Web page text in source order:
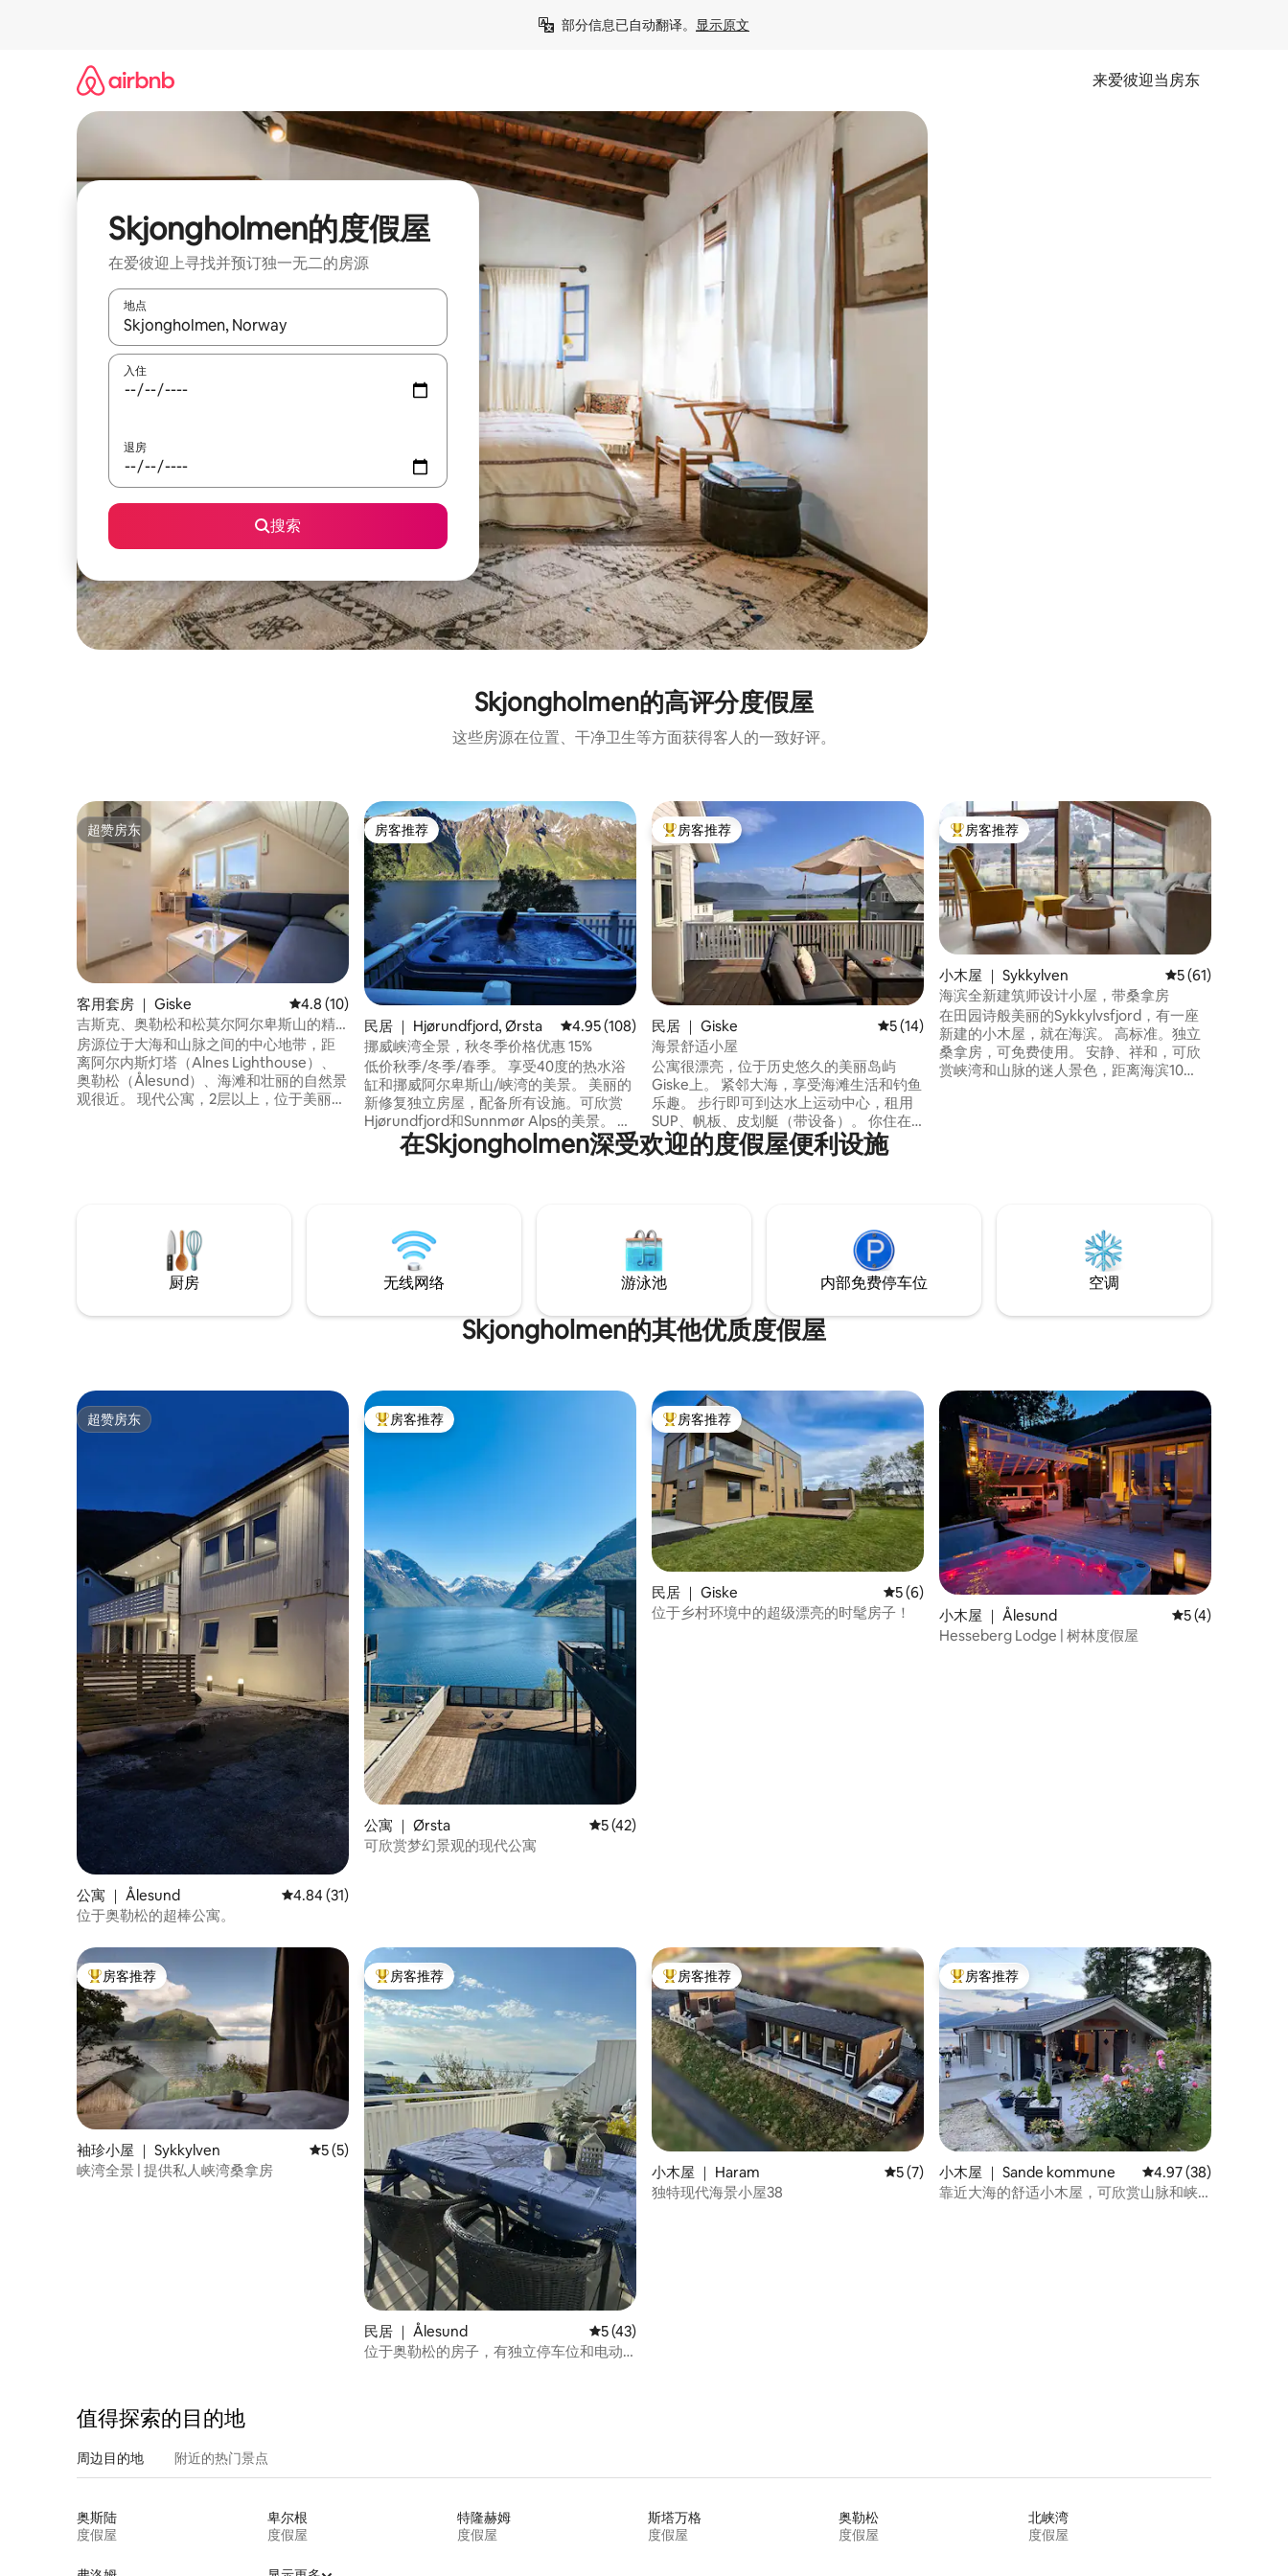
部分信息已自动翻译。 显示原文
来爱彼迎当房东
Skjongholmen的度假屋
在爱彼迎上寻找并预订独一无二的房源
地点
如有搜索结果，请使用上下方向键查看，或通过点击或滑动手势浏览。
入住
退房
搜索
Skjongholmen的高评分度假屋
这些房源在位置、干净卫生等方面获得客人的一致好评。
超赞房东
超赞房东
客用套房 ｜ Giske 平均评分 4.8 分（满分 5 分），共 10 条评价
4.8 (10)
吉斯克、奥勒松和松莫尔阿尔卑斯山的精
华
房源位于大海和山脉之间的中心地带，距
离阿尔内斯灯塔（Alnes Lighthouse）、
奥勒松（Ålesund）、海滩和壮丽的自然景
观很近。 现代公寓，2层以上，位于美丽的
湾、大海和Sunnmør海岸的舒适起点。
房客推荐
房客推荐
民居 ｜ Hjørundfjord, Ørsta 平均评分 4.95 分（满分 5 分），共 108 条评价
4.95 (108)
挪威峡湾全景，秋冬季价格优惠 15%
低价秋季/冬季/春季。 享受40度的热水浴
缸和挪威阿尔卑斯山/峡湾的美景。 美丽的
新修复独立房屋，配备所有设施。可欣赏
Hjørundfjord和Sunnmør Alps的美景。 距
离大海仅几步之遥，包括船只、钓鱼设
文字; -)
热门「房客推荐」
房客推荐
民居 ｜ Giske 平均评分 5 分（满分 5 分），共 14 条评价
5 (14)
海景舒适小屋
公寓很漂亮，位于历史悠久的美丽岛屿
Giske上。 紧邻大海，享受海滩生活和钓鱼
乐趣。 步行即可到达水上运动中心，租用
SUP、帆板、皮划艇（带设备）。 你住在
乡村，但仍然位于市中心。 距离海滩、峡
湾、山脉和美丽的大自然不远。距离维格
间卫生间（2个马桶/淋浴间）。 免费无线
网络，可以在家办公。 新电器。停车位很
好！
热门「房客推荐」
房客推荐
小木屋 ｜ Sykkylven 平均评分 5 分（满
5 (61)
海滨全新建筑师设计小屋，带桑拿房
在田园诗般美丽的Sykkylvsfjord，有一座
新建的小木屋，就在海滨。 高标准。独立
桑拿房，可免费使用。 安静、祥和，可欣
赏峡湾和山脉的迷人景色，距离海滨10
在Skjongholmen深受欢迎的度假屋便利设施
厨房 无线网络 游泳池 内部免费停车位 空调
Skjongholmen的其他优质度假屋
超赞房东
超赞房东
公寓 ｜ Ålesund 平均评分 4.84 分（满分 5 分），共 31 条评价
4.84 (31)
位于奥勒松的超棒公寓。
热门「房客推荐」
房客推荐
公寓 ｜ Ørsta 平均评分 5 分（满分 5 分），共 42 条评价
5 (42)
可欣赏梦幻景观的现代公寓
热门「房客推荐」
房客推荐
民居 ｜ Giske 平均评分 5 分（满分 5 分），共 6 条评价
5 (6)
位于乡村环境中的超级漂亮的时髦房子！
小木屋 ｜ Ålesund 平均评分 5 分（
5 (4)
Hesseberg Lodge | 树林度假屋
热门「房客推荐」
房客推荐
袖珍小屋 ｜ Sykkylven 平均评分 5 分（满分 5 分），共 5 条评价
5 (5)
峡湾全景 | 提供私人峡湾桑拿房
热门「房客推荐」
房客推荐
民居 ｜ Ålesund 平均评分 5 分（满分 5 分），共 43 条评价
5 (43)
位于奥勒松的房子，有独立停车位和电动
热门「房客推荐」
房客推荐
小木屋 ｜ Haram 平均评分 5 分（满分 5 分），共 7 条评价
5 (7)
独特现代海景小屋38
热门「房客推荐」
房客推荐
小木屋 ｜ Sande kommune 平均评分 4.97 分（满
4.97 (38)
靠近大海的舒适小木屋，可欣赏山脉和峡
值得探索的目的地
周边目的地 附近的热门景点
奥斯陆
度假屋
卑尔根
度假屋
特隆赫姆
度假屋
斯塔万格
度假屋
奥勒松
度假屋
北峡湾
度假屋